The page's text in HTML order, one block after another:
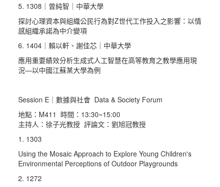
5. 1308｜曾純智｜中華大學
探討心理資本與組織公民行為對Z世代工作投入之影響：以情
感組織承諾為中介變項
6. 1404｜賴以軒、謝佳芯｜中華大學
應用重要績效分析生成式人工智慧在高等教育之教學應用現
況—以中國江蘇某大學為例
Session E｜數據與社會 Data & Society Forum
地點：M411 時間：13:30~15:00
主持人：徐子光教授 評論文：劉旭冠教授
1. 1303
Using the Mosaic Approach to Explore Young Children's
Environmental Perceptions of Outdoor Playgrounds
2. 1272